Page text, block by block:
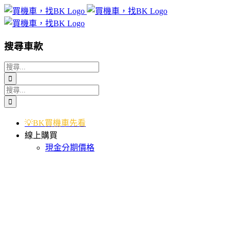
Skip
to
content
搜尋車款
搜
索
結
果：
搜
索
💡BK買機車先看
線上購買
現金分期價格